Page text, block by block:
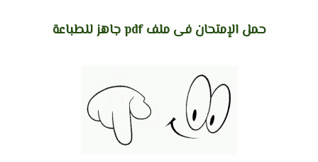
حمل الإمتحان فى ملف pdf جاهز للطباعة